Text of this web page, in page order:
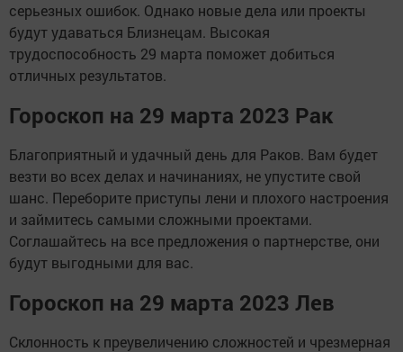
серьезных ошибок. Однако новые дела или проекты
будут удаваться Близнецам. Высокая
трудоспособность 29 марта поможет добиться
отличных результатов.
Гороскоп на 29 марта 2023 Рак
Благоприятный и удачный день для Раков. Вам будет
везти во всех делах и начинаниях, не упустите свой
шанс. Переборите приступы лени и плохого настроения
и займитесь самыми сложными проектами.
Соглашайтесь на все предложения о партнерстве, они
будут выгодными для вас.
Гороскоп на 29 марта 2023 Лев
Склонность к преувеличению сложностей и чрезмерная